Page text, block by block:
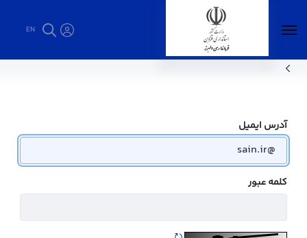
EN
سامان ازدواج - فرمانداری البرز
آدرس ایمیل
کلمه عبور